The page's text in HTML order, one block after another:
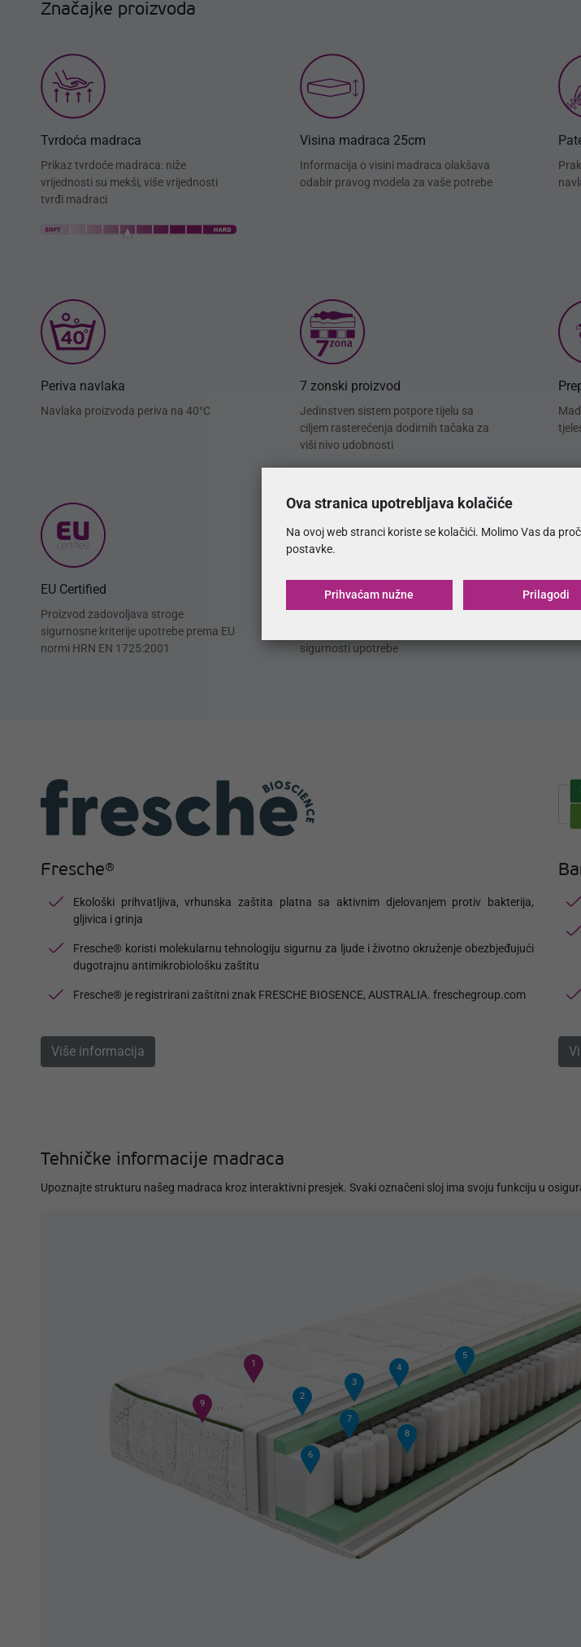
Značajke proizvoda
Tvrdoća madraca
Prikaz tvrdoće madraca: niže
vrijednosti su mekši, više vrijednosti
tvrđi madraci
Visina madraca 25cm
Informacija o visini madraca olakšava
odabir pravog modela za vaše potrebe
Periva navlaka
Navlaka proizvoda periva na 40°C
7 zonski proizvod
Jedinstven sistem potpore tijelu sa
ciljem rasterećenja dodirnih tačaka za
viši nivo udobnosti
EU Certified
Proizvod zadovoljava stroge
sigurnosne kriterije upotrebe prema EU
normi HRN EN 1725:2001
OEKO-TEX®
Proizvod izrađen od materijala koji
sigurnosti upotrebe
Fresche®
Ekološki prihvatljiva, vrhunska zaštita platna sa aktivnim djelovanjem protiv bakterija,
gljivica i grinja
Fresche® koristi molekularnu tehnologiju sigurnu za ljude i životno okruženje obezbjeđujući
dugotrajnu antimikrobiološku zaštitu
Fresche® je registrirani zaštitni znak FRESCHE BIOSENCE, AUSTRALIA. freschegroup.com
Više informacija
Tehničke informacije madraca
Upoznajte strukturu našeg madraca kroz interaktivni presjek. Svaki označeni sloj ima svoju funkciju u
1
2
3
4
5
6
7
8
9
Ova stranica upotrebljava kolačiće
Na ovoj web stranci koriste se kolačići. Molimo Vas da
postavke.
Prihvaćam nužne Prilagodi